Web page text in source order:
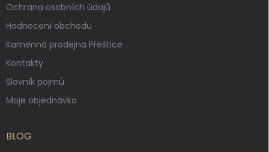
Ochrana osobních údajů
Hodnocení obchodu
Kamenná prodejna Přeštice
Kontakty
Slovník pojmů
Moje objednávka
BLOG